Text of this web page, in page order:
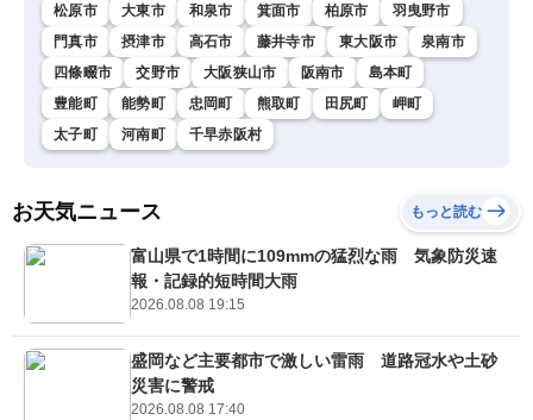
松原市
大東市 和泉市 箕面市 柏原市
羽曳野市
門真市
摂津市 高石市 藤井寺市 東大阪市
泉南市
四條畷市
交野市 大阪狭山市 阪南市
島本町
豊能町
能勢町 忠岡町 熊取町 田尻町
岬町
太子町
河南町 千早赤阪村
お天気ニュース もっと読む
富山県で1時間に109mmの猛烈な雨 気象防災速
報・記録的短時間大雨
2026.08.08 19:15
盛岡など主要都市で激しい雷雨 道路冠水や土砂
災害に警戒
2026.08.08 17:40